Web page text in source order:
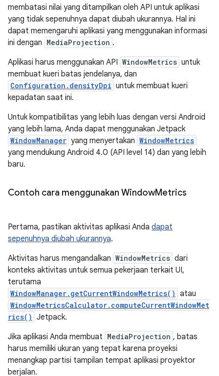
membatasi nilai yang ditampilkan oleh API untuk aplikasi
yang tidak sepenuhnya dapat diubah ukurannya. Hal ini
dapat memengaruhi aplikasi yang menggunakan informasi
ini dengan MediaProjection .
Aplikasi harus menggunakan API WindowMetrics untuk
membuat kueri batas jendelanya, dan
Configuration.densityDpi untuk membuat kueri
kepadatan saat ini.
Untuk kompatibilitas yang lebih luas dengan versi Android
yang lebih lama, Anda dapat menggunakan Jetpack
WindowManager yang menyertakan WindowMetrics
yang mendukung Android 4.0 (API level 14) dan yang lebih
baru.
Contoh cara menggunakan WindowMetrics
Pertama, pastikan aktivitas aplikasi Anda dapat
sepenuhnya diubah ukurannya.
Aktivitas harus mengandalkan WindowMetrics dari
konteks aktivitas untuk semua pekerjaan terkait UI,
terutama
WindowManager.getCurrentWindowMetrics() atau
WindowMetricsCalculator.computeCurrentWindowMet
rics() Jetpack.
Jika aplikasi Anda membuat MediaProjection , batas
harus memiliki ukuran yang tepat karena proyeksi
menangkap partisi tampilan tempat aplikasi proyektor
berjalan.